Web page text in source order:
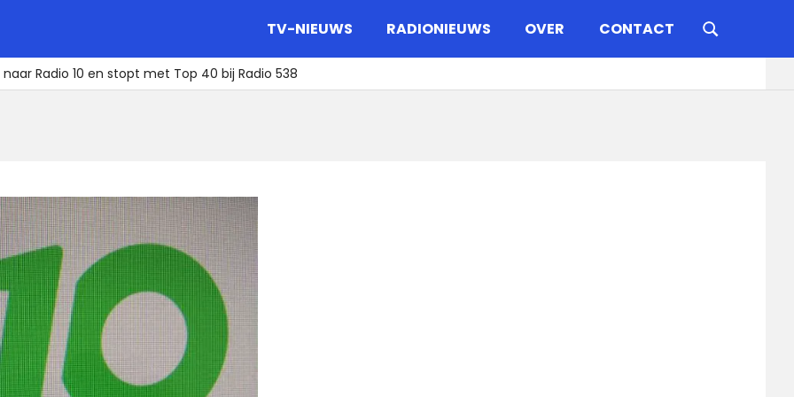
TV-NIEUWS RADIONIEUWS OVER CONTACT
Radio 10 en stopt met Top 40 bij Radio 538